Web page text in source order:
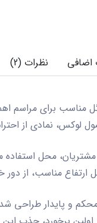
اضافی نظرات (2)
مناسب برای مراسم
نمادی از
محل
مناسب، از
محکم و پایدار